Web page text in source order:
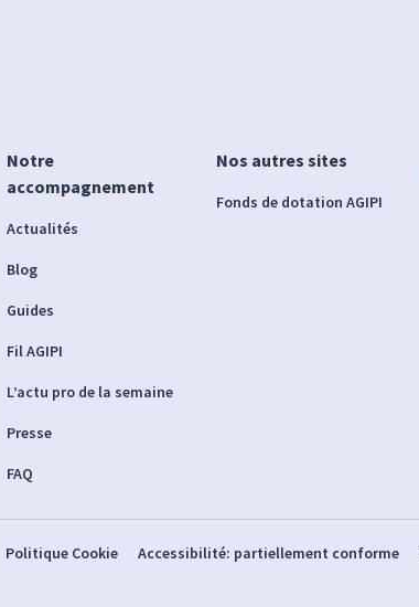
Notre
accompagnement
Actualités
Blog
Guides
Fil AGIPI
L’actu pro de la semaine
Presse
FAQ
Nos autres sites
Fonds de dotation AGIPI
Politique Cookie Accessibilité: partiellement conforme